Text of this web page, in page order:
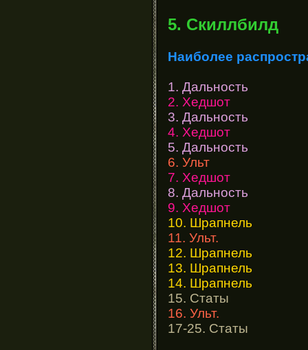
5. Скиллбилд
Наиболее
1. Дальность
2. Хедшот
3. Дальность
4. Хедшот
5. Дальность
6. Ульт
7. Хедшот
8. Дальность
9. Хедшот
10. Шрапнель
11. Ульт.
12. Шрапнель
13. Шрапнель
14. Шрапнель
15. Статы
16. Ульт.
17-25. Статы